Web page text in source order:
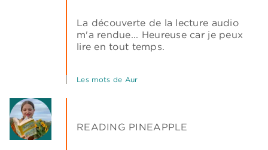
La découverte de la lecture audio
m'a rendue... Heureuse car je peux
lire en tout temps.
Les mots de Aur
READING PINEAPPLE